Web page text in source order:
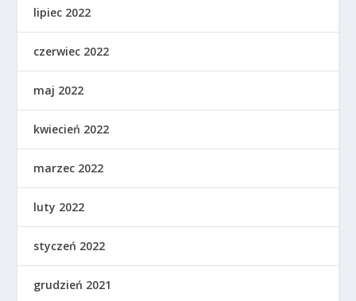
lipiec 2022
czerwiec 2022
maj 2022
kwiecień 2022
marzec 2022
luty 2022
styczeń 2022
grudzień 2021